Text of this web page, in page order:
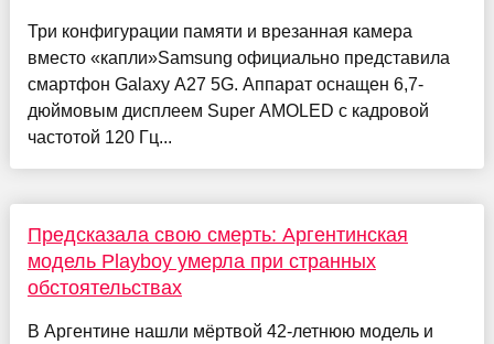
Три конфигурации памяти и врезанная камера
вместо «капли»Samsung официально представила
смартфон Galaxy A27 5G. Аппарат оснащен 6,7-
дюймовым дисплеем Super AMOLED с кадровой
частотой 120 Гц...
Предсказала свою смерть: Аргентинская
модель Playboy умерла при странных
обстоятельствах
В Аргентине нашли мёртвой 42-летнюю модель и